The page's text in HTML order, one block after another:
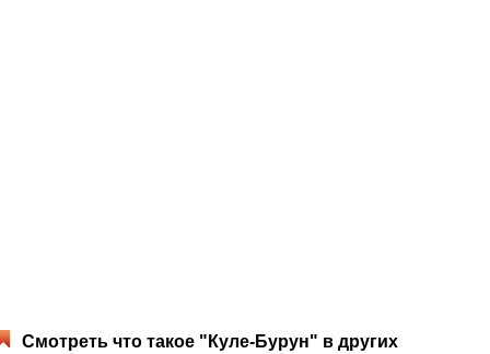
Смотреть что такое "Куле-Бурун" в других